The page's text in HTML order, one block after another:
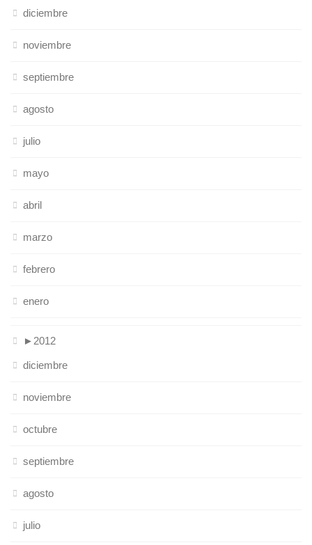
diciembre
noviembre
septiembre
agosto
julio
mayo
abril
marzo
febrero
enero
► 2012
diciembre
noviembre
octubre
septiembre
agosto
julio